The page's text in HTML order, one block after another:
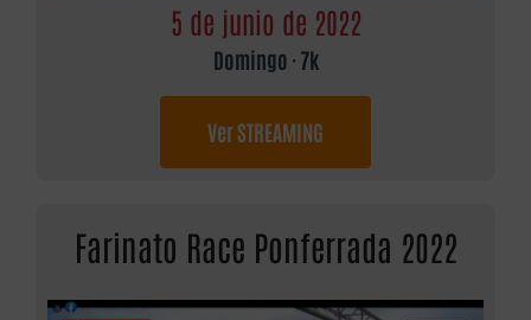
5 de junio de 2022
Domingo · 7k
Ver STREAMING
Farinato Race Ponferrada 2022